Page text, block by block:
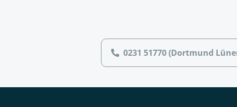
0231 51770 (Dortmund